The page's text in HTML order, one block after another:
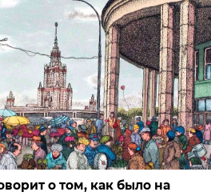
о том, как было на